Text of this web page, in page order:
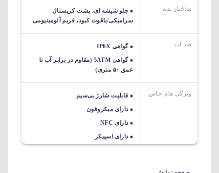
ساختار بدنه
جلو شیشه ای، پشت کریستال
سرامیکی/یاقوت کبود، فریم آلومینیومی
ضد آب
گواهی IP6X
گواهی 5ATM (مقاوم در برابر آب تا
عمق ۵۰ متری)
ویژگی های خاص
قابلیت شارژ بی‌سیم
دارای میکروفون
دارای NFC
دارای اسپیکر